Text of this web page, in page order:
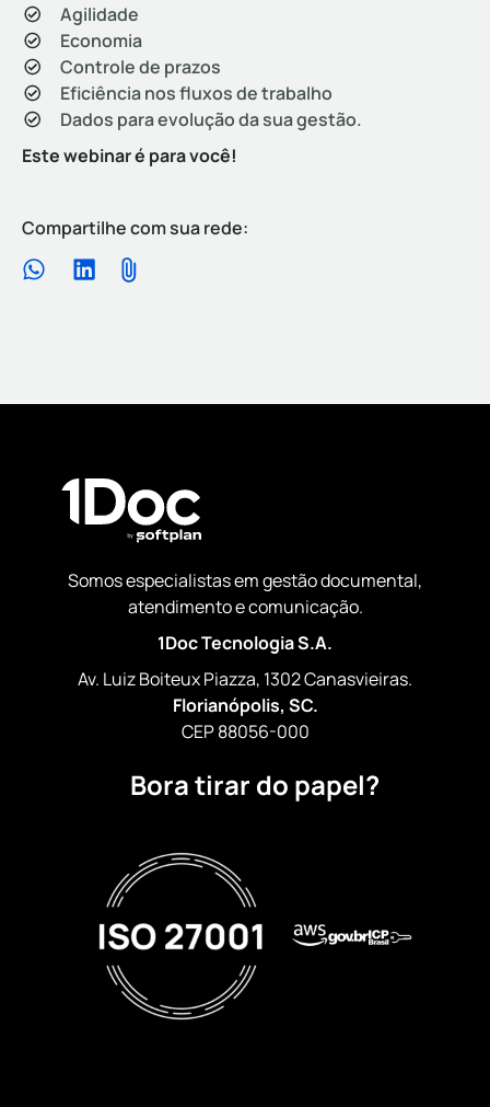
Agilidade
Economia
Controle de prazos
Eficiência nos fluxos de trabalho
Dados para evolução da sua gestão.
Este webinar é para você!
Compartilhe com sua rede:
Somos especialistas em gestão documental,
atendimento e comunicação.
1Doc Tecnologia S.A.
Av. Luiz Boiteux Piazza, 1302 Canasvieiras.
Florianópolis, SC.
CEP 88056-000
Bora tirar do papel?